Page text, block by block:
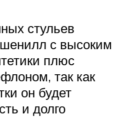
стульев
с высоким
плюс
так как
он будет
и долго